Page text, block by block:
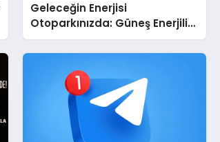
Geleceğin Enerjisi
Otoparkınızda: Güneş Enerjili
Carport (Solar Otopark)
Nedir?